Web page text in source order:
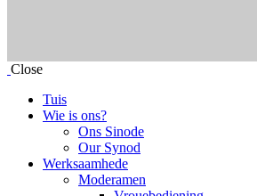
Close
Tuis
Wie is ons?
Ons Sinode
Our Synod
Werksaamhede
Moderamen